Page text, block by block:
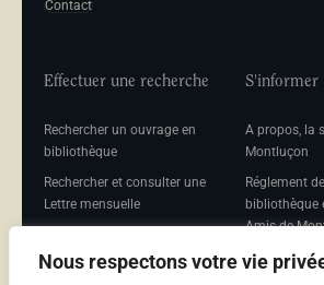
Nous respectons votre vie
Contact
Effectuer une recherche
Rechercher un ouvrage en
bibliothèque
Rechercher et consulter une
Lettre mensuelle
mensuelle
S'informer
A propos, la
Montluçon
Réglement
bibliothèque
Amis de
Mentions